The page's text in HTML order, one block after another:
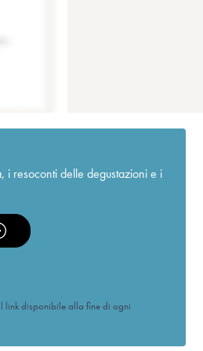
resoconti delle degustazioni e i
link disponibile alla fine di ogni